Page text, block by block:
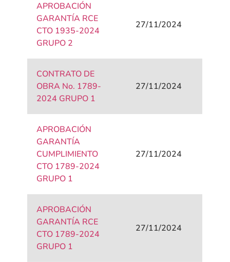
APROBACIÓN
GARANTÍA RCE
CTO 1935-2024
GRUPO 2
27/11/2024
CONTRATO DE
OBRA No. 1789-
2024 GRUPO 1
27/11/2024
APROBACIÓN
GARANTÍA
CUMPLIMIENTO
CTO 1789-2024
GRUPO 1
27/11/2024
APROBACIÓN
GARANTÍA RCE
CTO 1789-2024
GRUPO 1
27/11/2024